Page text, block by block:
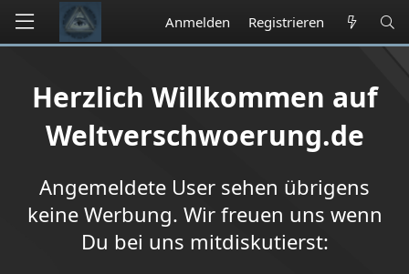
Anmelden Registrieren
Herzlich Willkommen auf
Weltverschwoerung.de
Angemeldete User sehen übrigens
keine Werbung. Wir freuen uns wenn
Du bei uns mitdiskutierst: